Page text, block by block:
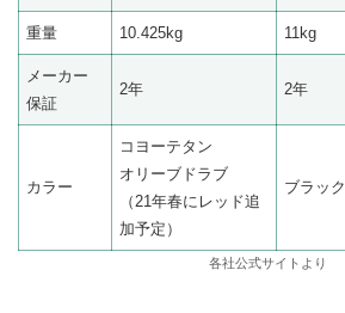
重量 10.425kg 11kg
メーカー
保証
2年 2年
カラー
コヨーテタン
オリーブドラブ
（21年春にレッド追
加予定）
ブラック
各社公式サイトより